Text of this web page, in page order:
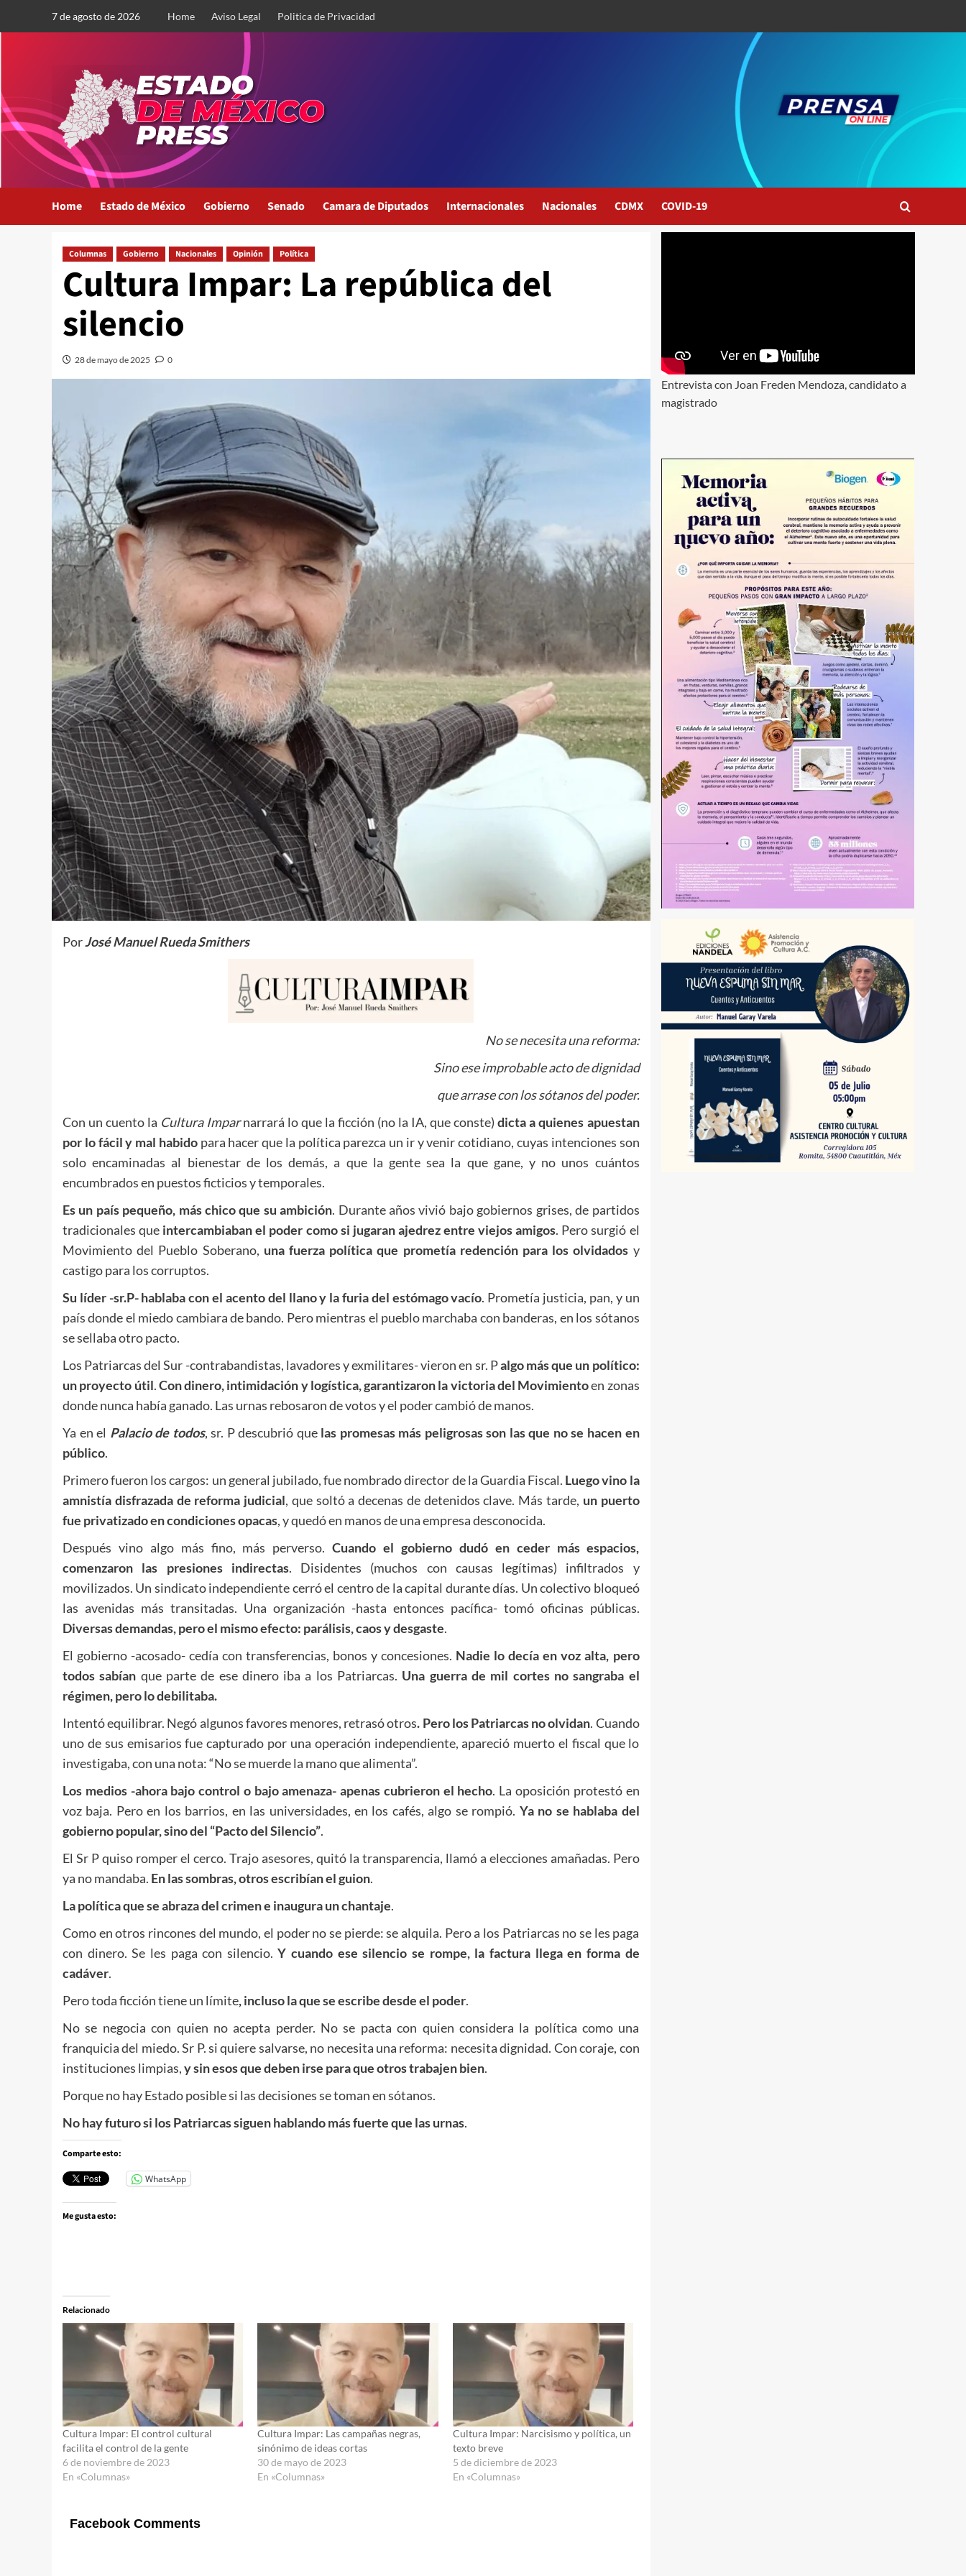
7 de agosto de 2026 Home Aviso Legal Politica de Privacidad
Home Estado de México Gobierno Senado Camara de Diputados Internacionales Nacionales CDMX COVID-19
Columnas Gobierno Nacionales Opinión Política
Cultura Impar: La república del
silencio
28 de mayo de 2025 0
PorJosé Manuel Rueda Smithers
No se necesita una reforma:
Sino ese improbable acto de dignidad
que arrase con los sótanos del poder.
Con un cuento la Cultura Imparnarrará lo que la ficción (no la IA, que conste)dicta a quienes apuestan
por lo fácil y mal habido para hacer que la política parezca un ir y venir cotidiano, cuyas intenciones son
solo encaminadas al bienestar de los demás, a que la gente sea la que gane, y no unos cuántos
encumbrados en puestos ficticios y temporales.
Es un país pequeño, más chico que su ambición. Durante años vivió bajo gobiernos grises, de partidos
tradicionales que intercambiaban el poder como si jugaran ajedrez entre viejos amigos. Pero surgió el
Movimiento del Pueblo Soberano, una fuerza política que prometía redención para los olvidados y
castigo para los corruptos.
Su líder -sr.P- hablaba con el acento del llano y la furia del estómago vacío. Prometía justicia, pan, y un
país donde el miedo cambiara de bando. Pero mientras el pueblo marchaba con banderas, en los sótanos
se sellaba otro pacto.
Los Patriarcas del Sur -contrabandistas, lavadores y exmilitares- vieron en sr. Palgo más que un político:
un proyecto útil.Con dinero, intimidación y logística, garantizaron la victoria del Movimientoen zonas
donde nunca había ganado. Las urnas rebosaron de votos y el poder cambió de manos.
Ya en el Palacio de todos, sr. P descubrió que las promesas más peligrosas son las que no se hacen en
público.
Primero fueron los cargos: un general jubilado, fue nombrado director de la Guardia Fiscal. Luego vino la
amnistía disfrazada de reforma judicial, que soltó a decenas de detenidos clave. Más tarde, un puerto
fue privatizado en condiciones opacas, y quedó en manos de una empresa desconocida.
Después vino algo más fino, más perverso.Cuando el gobierno dudó en ceder más espacios,
comenzaron las presiones indirectas. Disidentes (muchos con causas legítimas) infiltrados y
movilizados. Un sindicato independiente cerró el centro de la capital durante días. Un colectivo bloqueó
las avenidas más transitadas. Una organización -hasta entonces pacífica- tomó oficinas públicas.
Diversas demandas, pero el mismo efecto: parálisis, caos y desgaste.
El gobierno -acosado- cedía con transferencias, bonos y concesiones. Nadie lo decía en voz alta, pero
todos sabían que parte de ese dinero iba a los Patriarcas. Una guerra de mil cortes no sangraba el
régimen, pero lo debilitaba.
Intentó equilibrar. Negó algunos favores menores, retrasó otros. Pero los Patriarcas no olvidan. Cuando
uno de sus emisarios fue capturado por una operación independiente, apareció muerto el fiscal que lo
investigaba, con una nota: “No se muerde la mano que alimenta”.
Los medios -ahora bajo control o bajo amenaza- apenas cubrieron el hecho. La oposición protestó en
voz baja. Pero en los barrios, en las universidades, en los cafés, algo se rompió. Ya no se hablaba del
gobierno popular, sino del “Pacto del Silencio”.
El Sr P quiso romper el cerco. Trajo asesores, quitó la transparencia, llamó a elecciones amañadas. Pero
ya no mandaba. En las sombras, otros escribían el guion.
La política que se abraza del crimen e inaugura un chantaje.
Como en otros rincones del mundo, el poder no se pierde: se alquila. Pero a los Patriarcas no se les paga
con dinero. Se les paga con silencio.Y cuando ese silencio se rompe, la factura llega en forma de
cadáver.
Pero toda ficción tiene un límite, incluso la que se escribe desde el poder.
No se negocia con quien no acepta perder. No se pacta con quien considera la política como una
franquicia del miedo. Sr P. si quiere salvarse, no necesita una reforma: necesita dignidad. Con coraje, con
instituciones limpias,y sin esos que deben irse para que otros trabajen bien.
Porque no hay Estado posible si las decisiones se toman en sótanos.
No hay futuro si los Patriarcas siguen hablando más fuerte que las urnas.
Comparte esto:
WhatsApp
Me gusta esto:
Relacionado
Cultura Impar: El control cultural
facilita el control de la gente
6 de noviembre de 2023
En «Columnas»
Cultura Impar: Las campañas negras,
sinónimo de ideas cortas
30 de mayo de 2023
En «Columnas»
Cultura Impar: Narcisismo y política, un
texto breve
5 de diciembre de 2023
En «Columnas»
Facebook Comments
Entrevista con Joan Freden Mendoza, candidato a
magistrado